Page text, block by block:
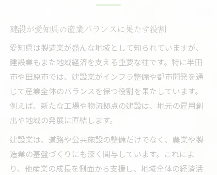
建設が愛知県の産業バランスに果たす役割
愛知県は製造業が盛んな地域として知られていますが、
建設業もまた地域経済を支える重要な柱です。特に半田
市や田原市では、建設業がインフラ整備や都市開発を通
じて産業全体のバランスを保つ役割を果たしています。
例えば、新たな工場や物流拠点の建設は、地元の雇用創
出や地域の発展に直結します。
建設業は、道路や公共施設の整備だけでなく、農業や製
造業の基盤づくりにも深く関与しています。これによ
り、他産業の成長を側面から支援し、地域全体の経済活